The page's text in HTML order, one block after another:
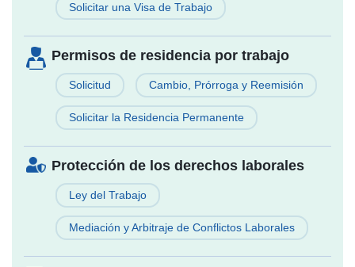
Solicitar una Visa de Trabajo
Permisos de residencia por trabajo
Solicitud Cambio, Prórroga y Reemisión
Solicitar la Residencia Permanente
Protección de los derechos laborales
Ley del Trabajo
Mediación y Arbitraje de Conflictos Laborales